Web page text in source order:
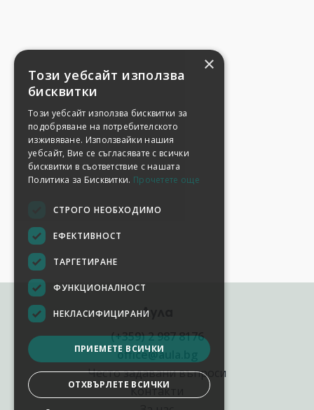
Аула
(+359) 2 987 8176
office@aula.bg
Често задавани въпроси
Контакти
×
Този уебсайт използва
бисквитки
Този уебсайт използва бисквитки за
подобряване на потребителското
изживяване. Използвайки нашия
уебсайт, Вие се съгласявате с всички
бисквитки в съответствие с нашата
Политика за Бисквитки. Прочетете още
СТРОГО НЕОБХОДИМО
ЕФЕКТИВНОСТ
ТАРГЕТИРАНЕ
ФУНКЦИОНАЛНОСТ
НЕКЛАСИФИЦИРАНИ
ПРИЕМЕТЕ ВСИЧКИ
ОТХВЪРЛЕТЕ ВСИЧКИ